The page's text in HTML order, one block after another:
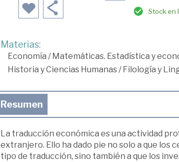
Stock en
Materias:
Economía /Matemáticas. Estadística y
Historia y Ciencias Humanas/Filología y
Resumen
La traducción económica es una actividad
extranjero. Ello ha dado pie no solo a que los
tipo de traducción, sino también a que los